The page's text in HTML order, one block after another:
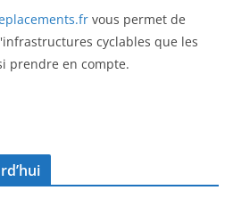
vous permet de
cyclables que les
prendre en compte.